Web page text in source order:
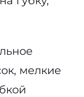
мелкие